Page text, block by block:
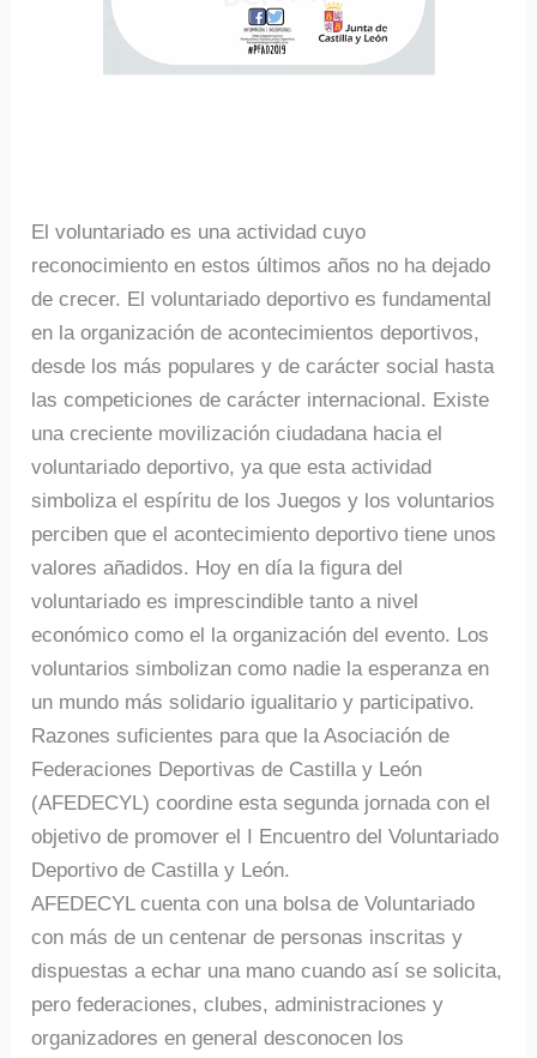
El voluntariado es una actividad cuyo
reconocimiento en estos últimos años no ha dejado
de crecer. El voluntariado deportivo es fundamental
en la organización de acontecimientos deportivos,
desde los más populares y de carácter social hasta
las competiciones de carácter internacional. Existe
una creciente movilización ciudadana hacia el
voluntariado deportivo, ya que esta actividad
simboliza el espíritu de los Juegos y los voluntarios
perciben que el acontecimiento deportivo tiene unos
valores añadidos. Hoy en día la figura del
voluntariado es imprescindible tanto a nivel
económico como el la organización del evento. Los
voluntarios simbolizan como nadie la esperanza en
un mundo más solidario igualitario y participativo.
Razones suficientes para que la Asociación de
Federaciones Deportivas de Castilla y León
(AFEDECYL) coordine esta segunda jornada con el
objetivo de promover el I Encuentro del Voluntariado
Deportivo de Castilla y León.
AFEDECYL cuenta con una bolsa de Voluntariado
con más de un centenar de personas inscritas y
dispuestas a echar una mano cuando así se solicita,
pero federaciones, clubes, administraciones y
organizadores en general desconocen los